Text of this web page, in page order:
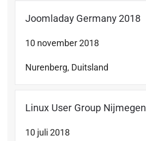
Joomladay Germany 2018
10 november 2018
Nurenberg, Duitsland
Linux User Group Nijmegen
10 juli 2018